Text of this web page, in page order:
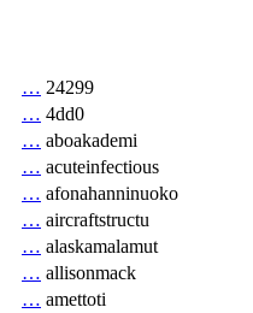
… 24299
… 4dd0
… aboakademi
… acuteinfectious
… afonahanninuoko
… aircraftstructu
… alaskamalamut
… allisonmack
… amettoti